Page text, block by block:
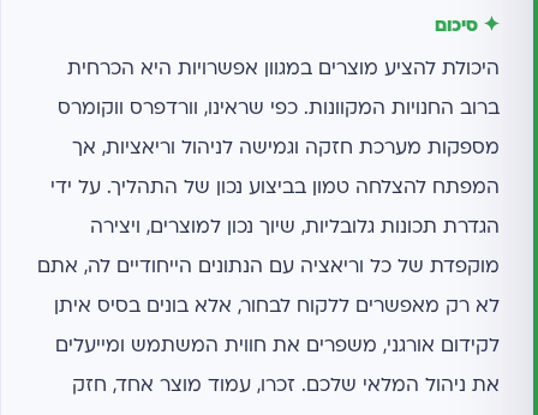
✦ סיכום
היכולת להציע מוצרים במגוון אפשרויות היא הכרחית
ברוב החנויות המקוונות. כפי שראינו, וורדפרס ווקומרס
מספקות מערכת חזקה וגמישה לניהול וריאציות, אך
המפתח להצלחה טמון בביצוע נכון של התהליך. על ידי
הגדרת תכונות גלובליות, שיוך נכון למוצרים, ויצירה
מוקפדת של כל וריאציה עם הנתונים הייחודיים לה, אתם
לא רק מאפשרים ללקוח לבחור, אלא בונים בסיס איתן
לקידום אורגני, משפרים את חווית המשתמש ומייעלים
את ניהול המלאי שלכם. זכרו, עמוד מוצר אחד, חזק